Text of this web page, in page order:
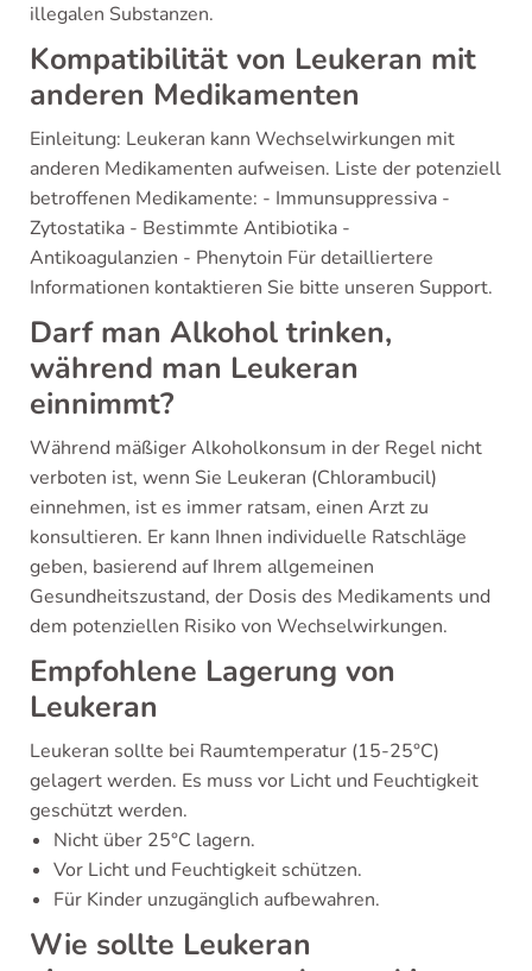
illegalen Substanzen.
Kompatibilität von Leukeran mit
anderen Medikamenten
Einleitung: Leukeran kann Wechselwirkungen mit
anderen Medikamenten aufweisen. Liste der potenziell
betroffenen Medikamente: - Immunsuppressiva -
Zytostatika - Bestimmte Antibiotika -
Antikoagulanzien - Phenytoin Für detailliertere
Informationen kontaktieren Sie bitte unseren Support.
Darf man Alkohol trinken,
während man Leukeran
einnimmt?
Während mäßiger Alkoholkonsum in der Regel nicht
verboten ist, wenn Sie Leukeran (Chlorambucil)
einnehmen, ist es immer ratsam, einen Arzt zu
konsultieren. Er kann Ihnen individuelle Ratschläge
geben, basierend auf Ihrem allgemeinen
Gesundheitszustand, der Dosis des Medikaments und
dem potenziellen Risiko von Wechselwirkungen.
Empfohlene Lagerung von
Leukeran
Leukeran sollte bei Raumtemperatur (15-25°C)
gelagert werden. Es muss vor Licht und Feuchtigkeit
geschützt werden.
Nicht über 25°C lagern.
Vor Licht und Feuchtigkeit schützen.
Für Kinder unzugänglich aufbewahren.
Wie sollte Leukeran